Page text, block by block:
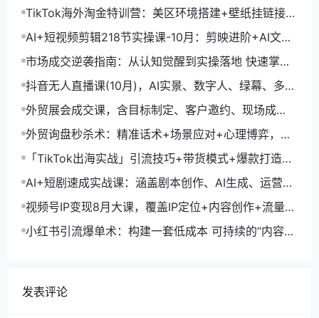
TikTok海外淘金特训营：美区环境搭建+壁纸挂链接
+剪映数字人，月入1.5万
AI+短视频剪辑218节实操课-10月：剪映进阶+AI文案
生成+账号运营，月入2万
市场成交逆袭指南：从认知觉醒到实操落地 快速掌握
市场开拓与成交核心能力
抖音无人直播课(10月)，AI实景、数字人、绿幕、多种
玩法、24小时自动盈利
外贸展会成交课，含目标制定、客户邀约、现场成
交，系统化SOP提升参展ROI
外贸询盘秒杀术：精准话术+场景应对+心理博弈，单
月询盘转化率提升200%
「TikTok出海实战」引流技巧+带货模式+爆款打造，
单月变现10万+秘籍
AI+短剧速成实战课：涵盖剧本创作、AI生成、运营变
现，单部剧收益破万
视频号IP变现8月大课，覆盖IP定位+内容创作+流量获
取+合规运营+商业转化
小红书引流爆单术：构建一套低成本 可持续的“内容-
发表评论